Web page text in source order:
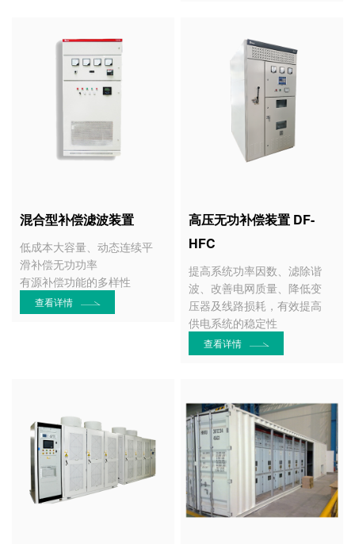
混合型补偿滤波装置
低成本大容量、动态连续平
滑补偿无功功率
有源补偿功能的多样性
查看详情
高压无功补偿装置 DF-
HFC
提高系统功率因数、滤除谐
波、改善电网质量、降低变
压器及线路损耗，有效提高
供电系统的稳定性
查看详情